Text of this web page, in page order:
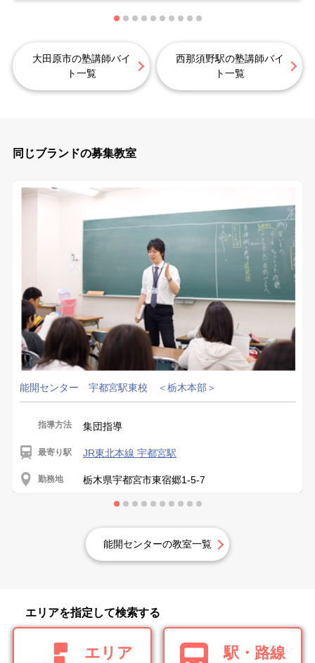
大田原市の塾講師バイ
ト一覧
西那須野駅の塾講師バイ
ト一覧
同じブランドの募集教室
能開センター 宇都宮駅東校 ＜栃木本部＞
指導方法 集団指導
最寄り駅 JR東北本線 宇都宮駅
勤務地 栃木県宇都宮市東宿郷1-5-7
能開センターの教室一覧
エリアを指定して検索する
エリア 駅・路線